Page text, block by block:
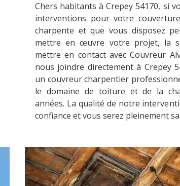
Chers habitants à Crepey 54170, si
interventions pour votre
charpente et que vous disposez
mettre en œuvre votre projet, la
mettre en contact avec Couvreur
nous joindre directement à Crepey
un couvreur charpentier
le domaine de toiture et de la
années. La qualité de notre
confiance et vous serez pleinement